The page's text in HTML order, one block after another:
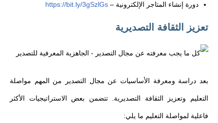
دورة إنشاء المتاجر الإلكترونية –
تعزيز الثقافة التصديرية
بعد دراسة ومعرفة الأساسيات عن مجال التصدير من المهم مواصلة
التعليم وتعزيز الثقافة التصديرية. تتضمن بعض الاستراتيجيات الأكثر
فاعلية لمواصلة التعليم ما يلي: